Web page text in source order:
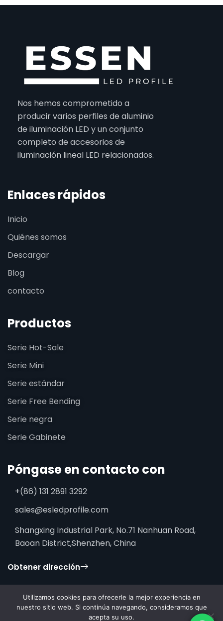
Nos hemos comprometido a
producir varios perfiles de aluminio
de iluminación LED y un conjunto
completo de accesorios de
iluminación lineal LED relacionados.
Enlaces rápidos
Inicio
Quiénes somos
Descargar
Blog
contacto
Productos
Serie Hot-Sale
Serie Mini
Serie estándar
Serie Free Bending
Serie negra
Serie Gabinete
Póngase en contacto con
+(86) 131 2891 3292
sales@esledprofile.com
Shangxing Industrial Park, No.71 Nanhuan Road,
Baoan District,Shenzhen, China
Obtener dirección
Utilizamos cookies para ofrecerle la mejor experiencia en
nuestro sitio web. Si continúa navegando, consideramos que
acepta su uso.